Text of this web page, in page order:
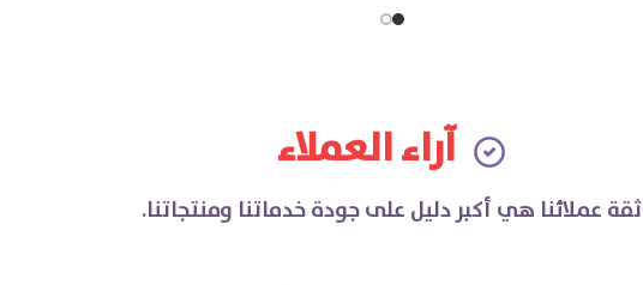
آراء العملاء
ثقة عملائنا هي أكبر دليل على جودة خدماتنا ومنتجاتنا.